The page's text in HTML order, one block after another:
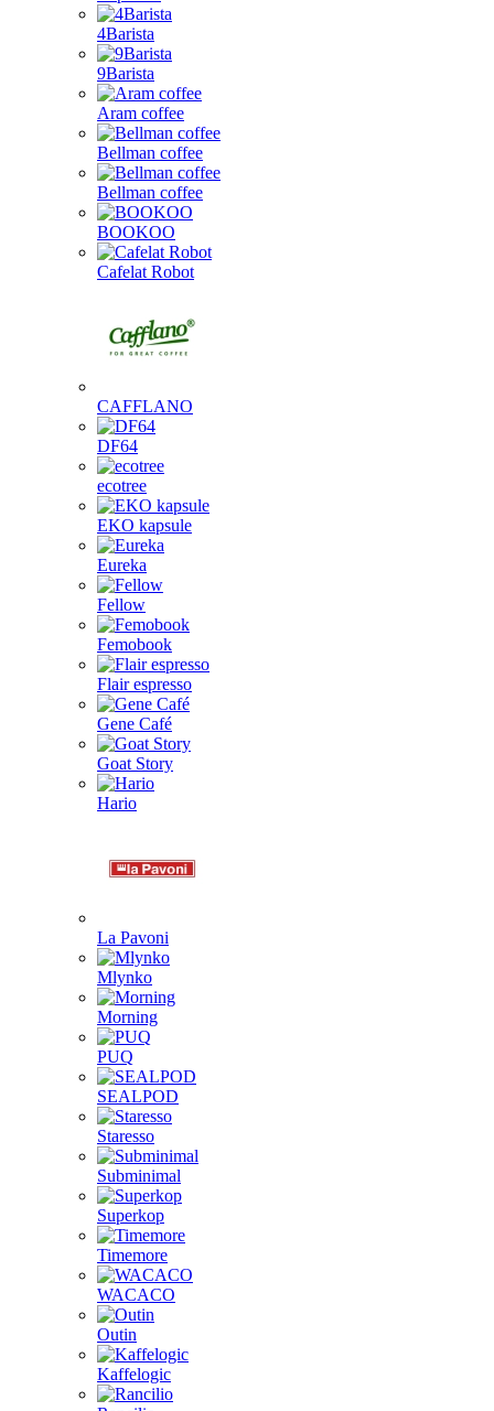
4Barista
9Barista
Aram coffee
Bellman coffee
Bellman coffee
BOOKOO
Cafelat Robot
CAFFLANO
DF64
ecotree
EKO kapsule
Eureka
Fellow
Femobook
Flair espresso
Gene Café
Goat Story
Hario
La Pavoni
Mlynko
Morning
PUQ
SEALPOD
Staresso
Subminimal
Superkop
Timemore
WACACO
Outin
Kaffelogic